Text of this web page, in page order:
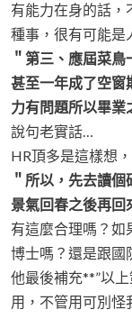
有能力在身的話，
種事，很有可能是
＂第三、應屆菜
甚至一年成了空窗
力有問題所以畢業
說句老實話…
HR頂多是這樣想
＂所以，先去讀
景氣回春之後再回
有這麼合理嗎？如
博士嗎？還是跟國
他最後補充**”以
用，不管用可別怪